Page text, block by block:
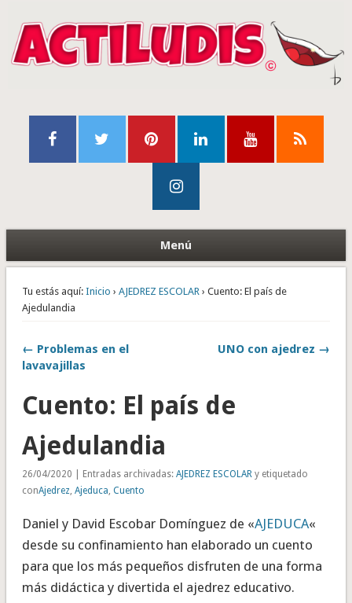
Menú
Tu estás aquí: Inicio › AJEDREZ ESCOLAR› Cuento: El país de
Ajedulandia
← Problemas en el
lavavajillas
UNO con ajedrez →
Cuento: El país de
Ajedulandia
26/04/2020 | Entradas archivadas: AJEDREZ ESCOLARy etiquetado
conAjedrez, Ajeduca, Cuento
Daniel y David Escobar Domínguez de «AJEDUCA«
desde su confinamiento han elaborado un cuento
para que los más pequeños disfruten de una forma
más didáctica y divertida el ajedrez educativo.